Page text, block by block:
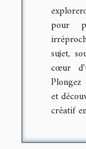
pour
sujet,
cœur
et
créatif